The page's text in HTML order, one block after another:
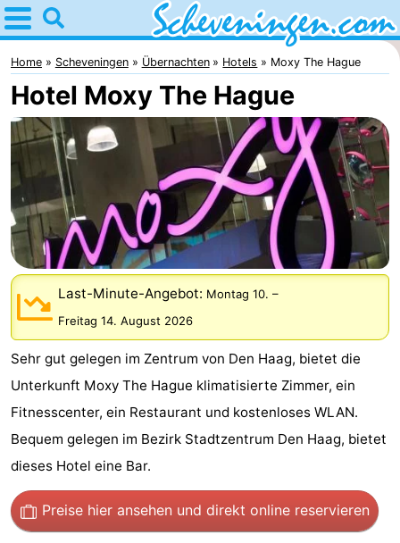
Home
Scheveningen
Tipps
Für
kindern
Übernachten
Appartements
-
Nautisch
Centrum
Scheveningen
Campingplätze
Ferienhäuser
-
Duinrell
-
Kijkduin
Hotels
Zimmer
Home Scheveningen Übernachten Hotels Moxy The Hague
Hotel Moxy The Hague
Last-Minute-Angebot: Montag 10. –
Freitag 14. August 2026
Sehr gut gelegen im Zentrum von Den Haag, bietet die
Unterkunft Moxy The Hague klimatisierte Zimmer, ein
Fitnesscenter, ein Restaurant und kostenloses WLAN.
Bequem gelegen im Bezirk Stadtzentrum Den Haag, bietet
dieses Hotel eine Bar.
Preise hier ansehen und direkt online reservieren